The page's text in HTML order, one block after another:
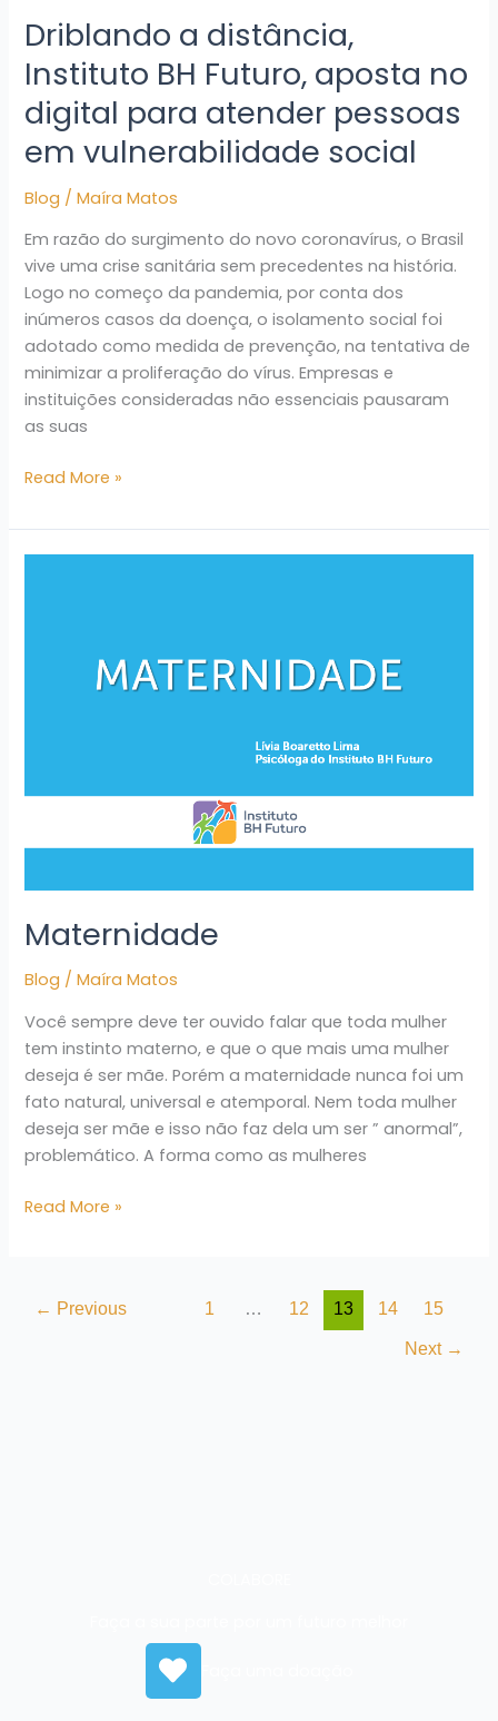
Driblando a distância,
Instituto BH Futuro, aposta no
digital para atender pessoas
em vulnerabilidade social
Blog /Maíra Matos
Em razão do surgimento do novo coronavírus, o Brasil
vive uma crise sanitária sem precedentes na história.
Logo no começo da pandemia, por conta dos
inúmeros casos da doença, o isolamento social foi
adotado como medida de prevenção, na tentativa de
minimizar a proliferação do vírus. Empresas e
instituições consideradas não essenciais pausaram
as suas
Read More »
Maternidade
Blog /Maíra Matos
Você sempre deve ter ouvido falar que toda mulher
tem instinto materno, e que o que mais uma mulher
deseja é ser mãe. Porém a maternidade nunca foi um
fato natural, universal e atemporal. Nem toda mulher
deseja ser mãe e isso não faz dela um ser ” anormal”,
problemático. A forma como as mulheres
Read More »
← Previous 1 … 12 13 14 15
Next →